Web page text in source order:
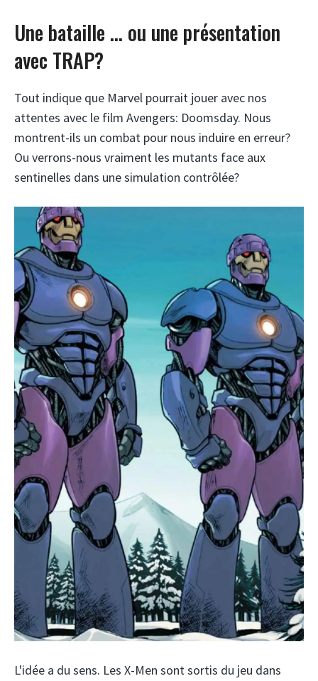
Une bataille … ou une présentation
avec TRAP?
Tout indique que Marvel pourrait jouer avec nos
attentes avec le film Avengers: Doomsday. Nous
montrent-ils un combat pour nous induire en erreur?
Ou verrons-nous vraiment les mutants face aux
sentinelles dans une simulation contrôlée?
L'idée a du sens. Les X-Men sont sortis du jeu dans